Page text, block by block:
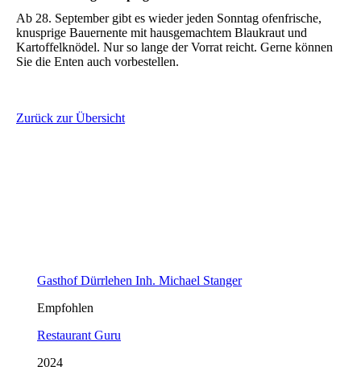
Ab 28. September gibt es wieder jeden Sonntag ofenfrische,
knusprige Bauernente mit hausgemachtem Blaukraut und
Kartoffelknödel. Nur so lange der Vorrat reicht. Gerne können
Sie die Enten auch vorbestellen.
Zurück zur Übersicht